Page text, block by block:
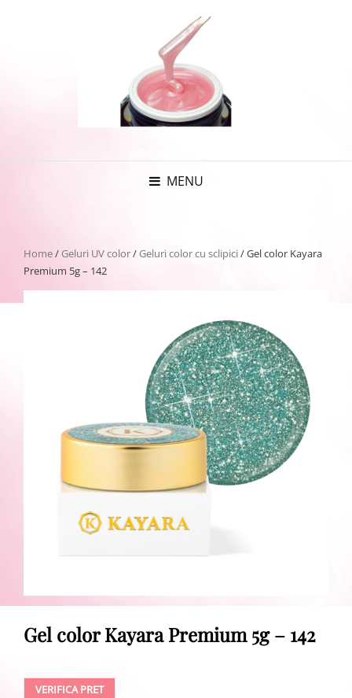
MENU
Home/Geluri UV color/Geluri color cu sclipici/ Gel color Kayara
Premium 5g – 142
Gel color Kayara Premium 5g – 142
VERIFICA PRET